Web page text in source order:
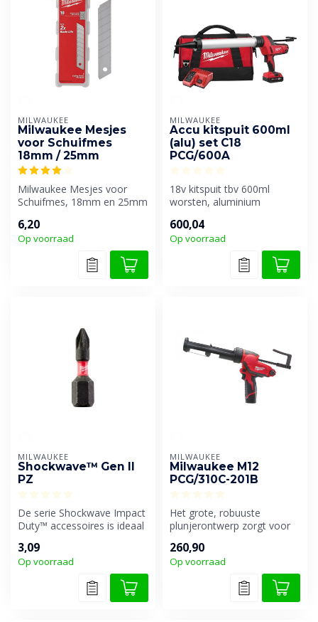
MILWAUKEE
Milwaukee Mesjes
voor Schuifmes
18mm / 25mm
Milwaukee Mesjes voor
Schuifmes, 18mm en 25mm
6,20
Op voorraad
MILWAUKEE
Accu kitspuit 600ml
(alu) set C18
PCG/600A
18v kitspuit tbv 600ml
worsten, aluminium
600,04
Op voorraad
MILWAUKEE
Shockwave™ Gen II
PZ
De serie Shockwave Impact
Duty™ accessoires is ideaal
slagschroe...
3,09
Op voorraad
MILWAUKEE
Milwaukee M12
PCG/310C-201B
Het grote, robuuste
plunjerontwerp zorgt voor
vermindert...
260,90
Op voorraad